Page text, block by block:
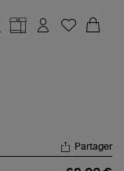
Partager